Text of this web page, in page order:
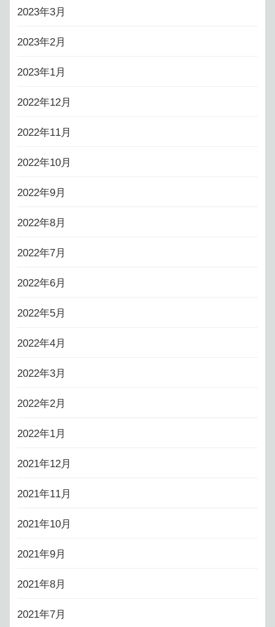
2023年3月
2023年2月
2023年1月
2022年12月
2022年11月
2022年10月
2022年9月
2022年8月
2022年7月
2022年6月
2022年5月
2022年4月
2022年3月
2022年2月
2022年1月
2021年12月
2021年11月
2021年10月
2021年9月
2021年8月
2021年7月